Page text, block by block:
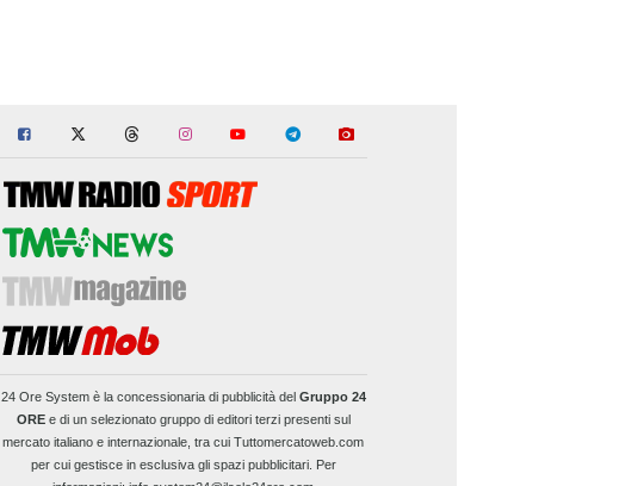
24 Ore Systemè la concessionaria di pubblicità del Gruppo 24
OREe di un selezionato gruppo di editori terzi presenti sul
mercato italiano e internazionale, tra cui Tuttomercatoweb.com
per cui gestisce in esclusiva gli spazi pubblicitari. Per